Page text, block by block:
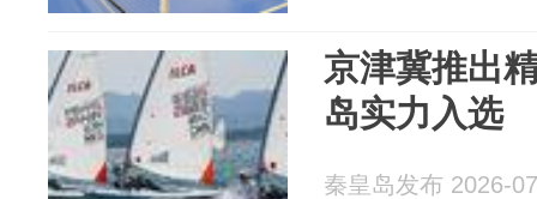
京津冀推出
岛实力入选
秦皇岛发布 2026-